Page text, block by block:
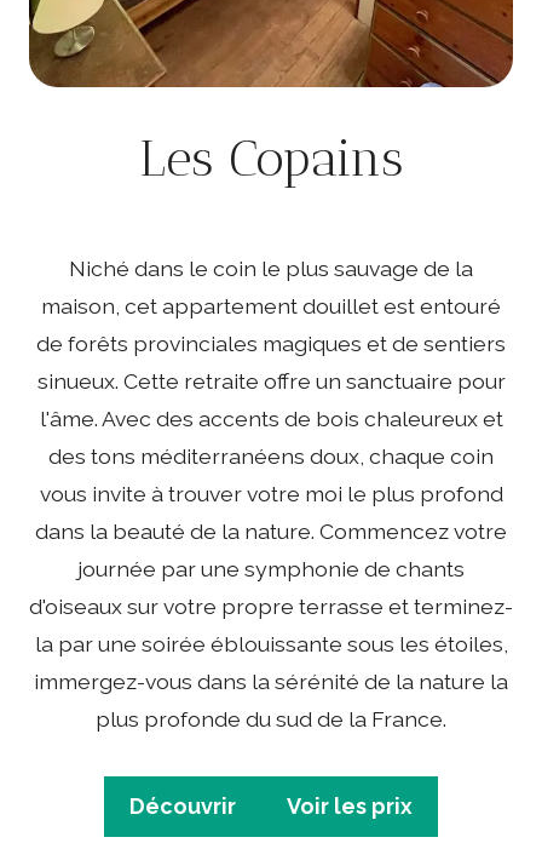
Les Copains
Niché dans le coin le plus sauvage de la
maison, cet appartement douillet est entouré
de forêts provinciales magiques et de sentiers
sinueux. Cette retraite offre un sanctuaire pour
l'âme. Avec des accents de bois chaleureux et
des tons méditerranéens doux, chaque coin
vous invite à trouver votre moi le plus profond
dans la beauté de la nature. Commencez votre
journée par une symphonie de chants
d'oiseaux sur votre propre terrasse et terminez-
la par une soirée éblouissante sous les étoiles,
immergez-vous dans la sérénité de la nature la
plus profonde du sud de la France.
Découvrir Voir les prix